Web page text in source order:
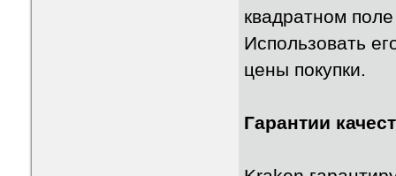
квадратном
Использовать
цены покупки.
Гарантии